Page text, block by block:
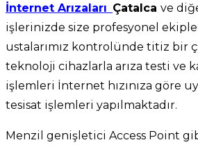
İnternet Arızaları Çatalca ve
işlerinizde size profesyonel
ustalarımız kontrolünde titiz bir
teknoloji cihazlarla arıza testi ve
işlemleri İnternet hızınıza göre
tesisat işlemleri yapılmaktadır.
Menzil genişletici Access Point